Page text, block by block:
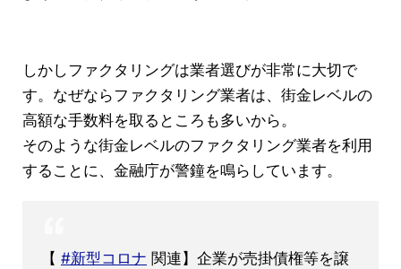
しかしファクタリングは業者選びが非常に大切で
す。なぜならファクタリング業者は、街金レベルの
高額な手数料を取るところも多いから。
そのような街金レベルのファクタリング業者を利用
することに、金融庁が警鐘を鳴らしています。
【 #新型コロナ 関連】企業が売掛債権等を譲